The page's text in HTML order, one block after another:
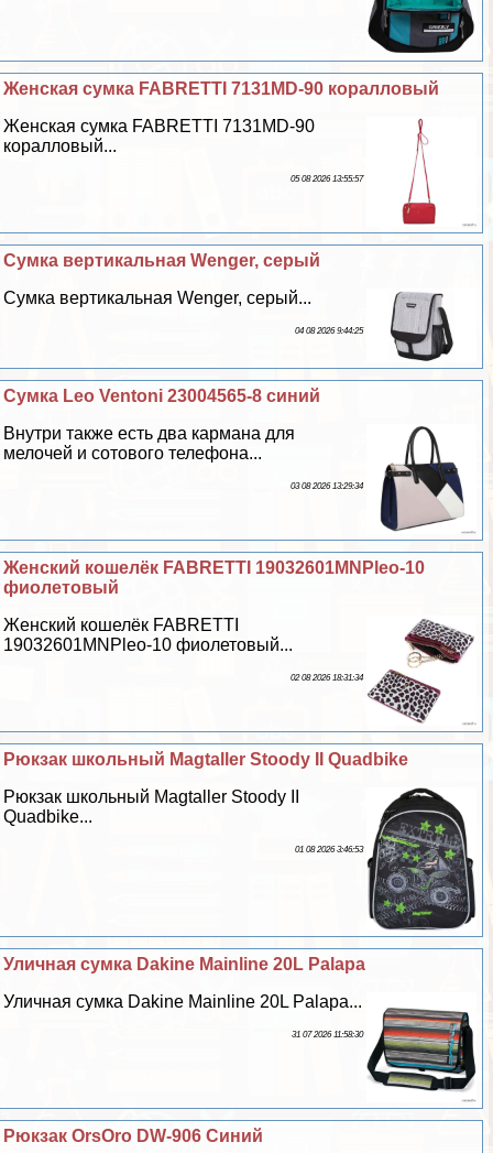
Женская сумка FABRETTI 7131MD-90 коралловый
Женская сумка FABRETTI 7131MD-90
коралловый...
05 08 2026 13:55:57
Сумка вертикальная Wenger, серый
Сумка вертикальная Wenger, серый...
04 08 2026 9:44:25
Сумка Leo Ventoni 23004565-8 синий
Внутри также есть два кармана для
мелочей и сотового телефона...
03 08 2026 13:29:34
Женский кошелёк FABRETTI 19032601MNPleo-10
фиолетовый
Женский кошелёк FABRETTI
19032601MNPleo-10 фиолетовый...
02 08 2026 18:31:34
Рюкзак школьный Magtaller Stoody II Quadbike
Рюкзак школьный Magtaller Stoody II
Quadbike...
01 08 2026 3:46:53
Уличная сумка Dakine Mainline 20L Palapa
Уличная сумка Dakine Mainline 20L Palapa...
31 07 2026 11:58:30
Рюкзак OrsOro DW-906 Синий